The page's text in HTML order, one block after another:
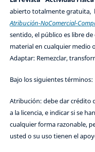
abierto totalmente gratuita,
Atribución-NoComercial-
sentido, el público es libre
material en cualquier medio
Adaptar: Remezclar,
Bajo los siguientes términos:
Atribución: debe dar crédito
a la licencia, e indicar si se
cualquier forma razonable,
usted o su uso tienen el